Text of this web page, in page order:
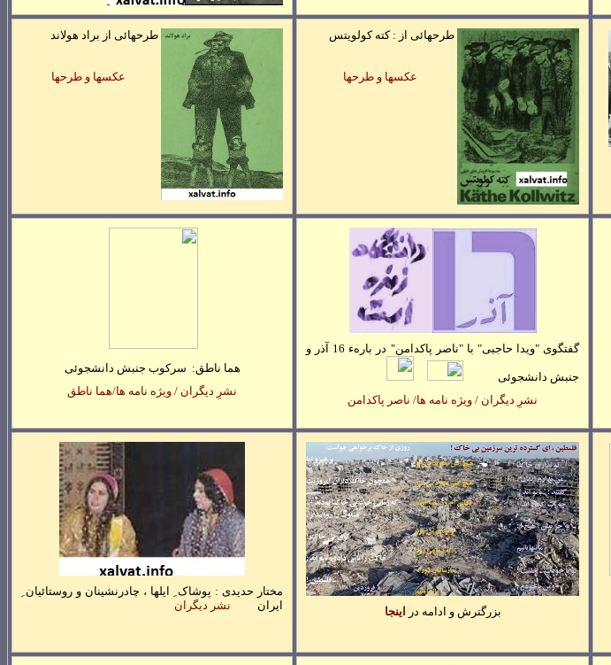
طرحهائی از براد هولاند
عکسها و طرحها
طرحهائی از : کته کولويتس
عکسها و طرحها
هما ناطق: سرکوب جنبش دانشجوئی
نشرِ ديگران / ويژه نامه ها/هما ناطق
گفتگوی "ويدا حاجبی" با "ناصر پاکدامن" در بارهء 16 آذر و
جنبش دانشجوئی
نشرِ ديگران / ويژه نامه ها/ ناصر پاکدامن
مختار حديدی : پوشاک ِ ايلها ، چادرنشينان و روستائيان ِ
ايران
نشر ديگران بزرگترش و ادامه در اينجا